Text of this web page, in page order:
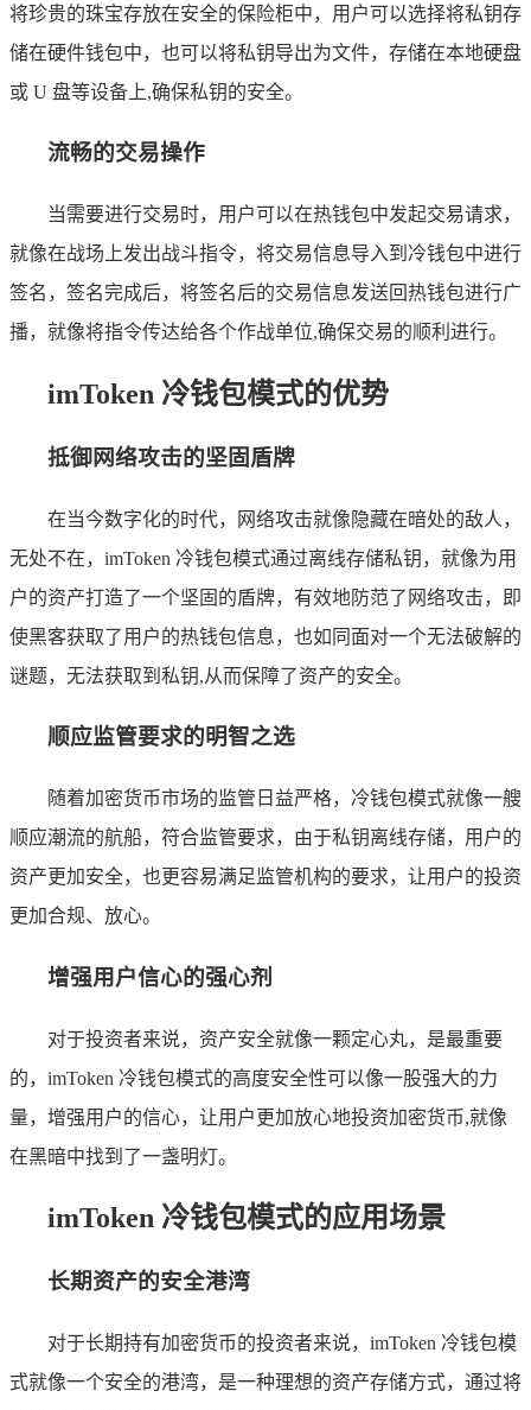
将珍贵的珠宝存放在安全的保险柜中，用户可以选择将私钥存
储在硬件钱包中，也可以将私钥导出为文件，存储在本地硬盘
或 U 盘等设备上,确保私钥的安全。
流畅的交易操作
当需要进行交易时，用户可以在热钱包中发起交易请求，
就像在战场上发出战斗指令，将交易信息导入到冷钱包中进行
签名，签名完成后，将签名后的交易信息发送回热钱包进行广
播，就像将指令传达给各个作战单位,确保交易的顺利进行。
imToken 冷钱包模式的优势
抵御网络攻击的坚固盾牌
在当今数字化的时代，网络攻击就像隐藏在暗处的敌人，
无处不在，imToken 冷钱包模式通过离线存储私钥，就像为用
户的资产打造了一个坚固的盾牌，有效地防范了网络攻击，即
使黑客获取了用户的热钱包信息，也如同面对一个无法破解的
谜题，无法获取到私钥,从而保障了资产的安全。
顺应监管要求的明智之选
随着加密货币市场的监管日益严格，冷钱包模式就像一艘
顺应潮流的航船，符合监管要求，由于私钥离线存储，用户的
资产更加安全，也更容易满足监管机构的要求，让用户的投资
更加合规、放心。
增强用户信心的强心剂
对于投资者来说，资产安全就像一颗定心丸，是最重要
的，imToken 冷钱包模式的高度安全性可以像一股强大的力
量，增强用户的信心，让用户更加放心地投资加密货币,就像
在黑暗中找到了一盏明灯。
imToken 冷钱包模式的应用场景
长期资产的安全港湾
对于长期持有加密货币的投资者来说，imToken 冷钱包模
式就像一个安全的港湾，是一种理想的资产存储方式，通过将